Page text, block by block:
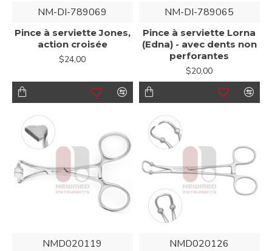
NM-DI-789069
Pince à serviette Jones,
action croisée
$24,00
NM-DI-789065
Pince à serviette Lorna
(Edna) - avec dents non
perforantes
$20,00
NMD020119 NMD020126